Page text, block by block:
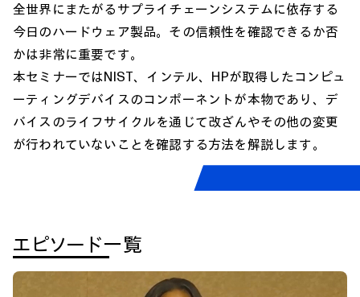
全世界にまたがるサプライチェーンシステムに依存する
今日のハードウェア製品。その信頼性を確認できるか否
かは非常に重要です。
本セミナーではNIST、インテル、HPが取得したコンピュ
ーティングデバイスのコンポーネントが本物であり、デ
バイスのライフサイクルを通じて改ざんやその他の変更
が行われていないことを確認する方法を解説します。
エピソード一覧